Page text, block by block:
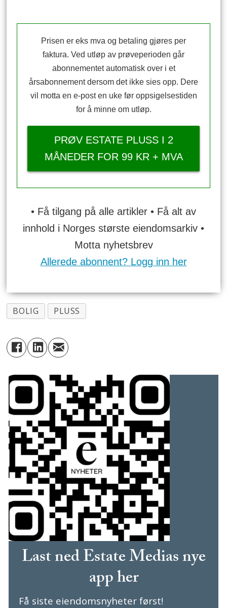
Prisen er eks mva og betaling gjøres per
faktura. Ved utløp av prøveperioden går
abonnementet automatisk over i et
årsabonnement dersom det ikke sies opp. Dere
vil motta en e-post en uke før oppsigelsestiden
for å minne om utløp.
PRØV ESTATE PLUSS I 2
MÅNEDER FOR 99 KR + MVA
• Få tilgang på alle artikler • Få alt av
innhold i Norges største eiendomsarkiv •
Motta nyhetsbrev
Allerede abonnent? Logg inn her
BOLIG PLUSS
Last ned Estate Medias nye
app her
Få siste eiendomsnyheter først!